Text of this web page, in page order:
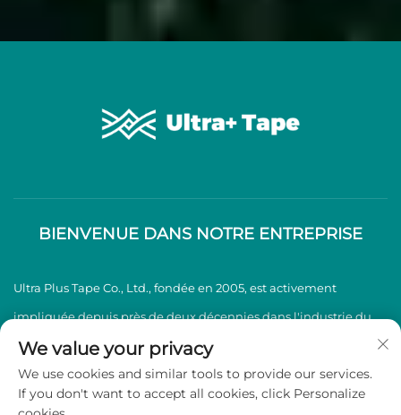
BIENVENUE DANS NOTRE ENTREPRISE
Ultra Plus Tape Co., Ltd., fondée en 2005, est activement
impliquée depuis près de deux décennies dans l'industrie du
ruban adhésif BOPP, spécialisée dans la production et la vente
de rubans adhésifs BOPP de haute qualité.
We value your privacy
We use cookies and similar tools to provide our services.
If you don't want to accept all cookies, click Personalize